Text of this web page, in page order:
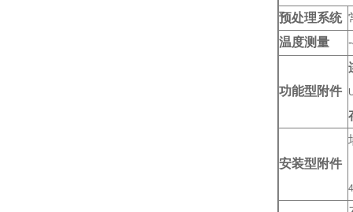
预处理系统
温度测量
功能型附件
安装型附件